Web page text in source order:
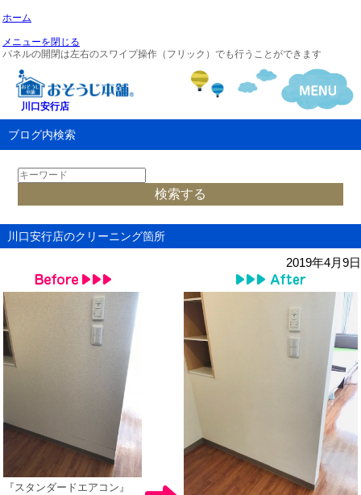
ホーム
メニューを閉じる
パネルの開閉は左右のスワイプ操作（フリック）でも行うことができます
川口安行店
ブログ内検索
川口安行店のクリーニング箇所
2019年4月9日
『スタンダードエアコン』